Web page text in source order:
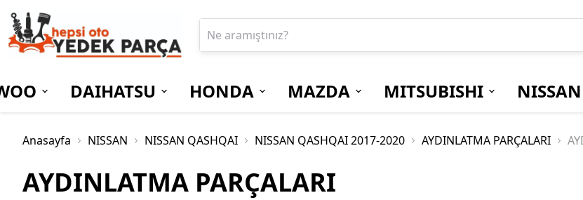
DAIHATSU HONDA MAZDA MITSUBISHI NISSAN
Anasayfa NISSAN NISSAN QASHQAI NISSAN QASHQAI 2017-2020 AYDINLATMA PARÇALARI
AYDINLATMA PARÇALARI